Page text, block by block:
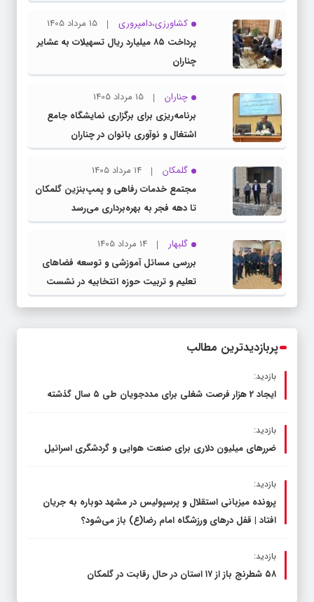
کشاورزی،دامپروری
15 مرداد 1405
پرداخت ۸۵ میلیارد ریال تسهیلات به عشایر
چناران
چناران
15 مرداد 1405
برنامه‌ریزی برای برگزاری نمایشگاه جامع
اشتغال و نوآوری بانوان در چناران
گلمکان
14 مرداد 1405
مجتمع خدمات رفاهی و پمپ‌بنزین گلمکان
تا دهه فجر به بهره‌برداری می‌رسد
گلبهار
14 مرداد 1405
بررسی مسائل آموزشی و توسعه فضاهای
تعلیم و تربیت حوزه انتخابیه در نشست
مشترک عضو کمیسیون آموزش مجلس با
پربازدیدترین مطالب
بازدید:
ایجاد 2 هزار فرصت شغلی برای مددجویان طی ۵ سال گذشته
بازدید:
ضررهای میلیون دلاری برای صنعت هوایی و گردشگری اسرائیل
بازدید:
پرونده میزبانی استقلال و پرسپولیس در مشهد دوباره به جریان
افتاد | قفل در‌های ورزشگاه امام رضا(ع) باز می‌شود؟
بازدید:
۵۸ شطرنج‌ باز از ۱۷ استان در حال رقابت در گلمکان